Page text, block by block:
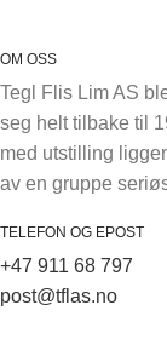
OM OSS
Tegl Flis Lim AS
seg helt tilbake til
med utstilling
av en gruppe
TELEFON OG EPOST
+47 911 68 797
post@tflas.no